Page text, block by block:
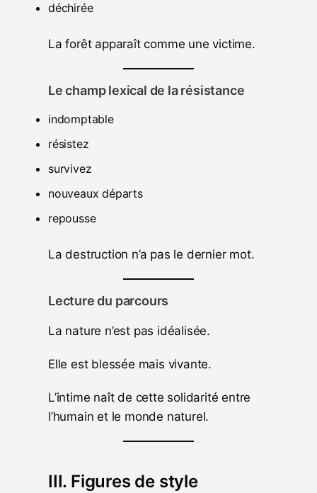
déchirée
La forêt apparaît comme une victime.
Le champ lexical de la résistance
indomptable
résistez
survivez
nouveaux départs
repousse
La destruction n’a pas le dernier mot.
Lecture du parcours
La nature n’est pas idéalisée.
Elle est blessée mais vivante.
L’intime naît de cette solidarité entre
l’humain et le monde naturel.
III. Figures de style